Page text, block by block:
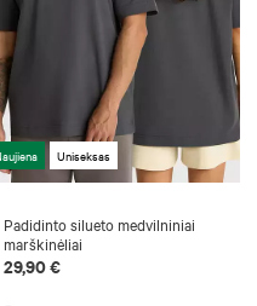
Uniseksas
Padidinto silueto medvilniniai
marškinėliai
29,90 €